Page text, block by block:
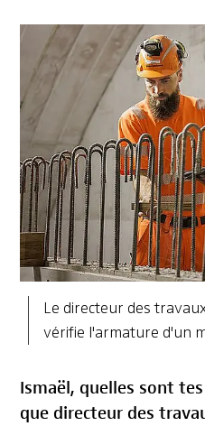
Le directeur des
vérifie l'armature d'un
Ismaël, quelles sont
que directeur des